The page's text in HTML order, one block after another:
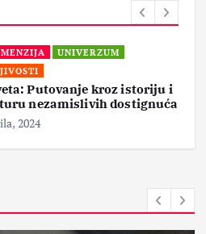
UNIVERZUM
Putovanje kroz istoriju i
nezamislivih dostignuća
2024